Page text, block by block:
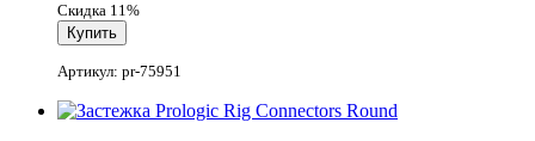
Скидка 11%
Артикул: pr-75951